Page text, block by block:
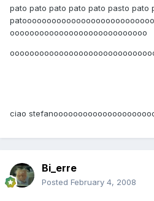
pato pato pato pato pato pasto pato
oooooooooooooooooooooooooooo
ciao
Bi_erre
Posted February 4, 2008